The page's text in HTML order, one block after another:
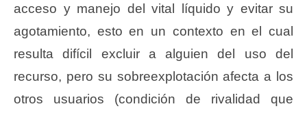
acceso y manejo del vital líquido y evitar su
agotamiento, esto en un contexto en el cual
resulta difícil excluir a alguien del uso del
recurso, pero su sobreexplotación afecta a los
otros usuarios (condición de rivalidad que